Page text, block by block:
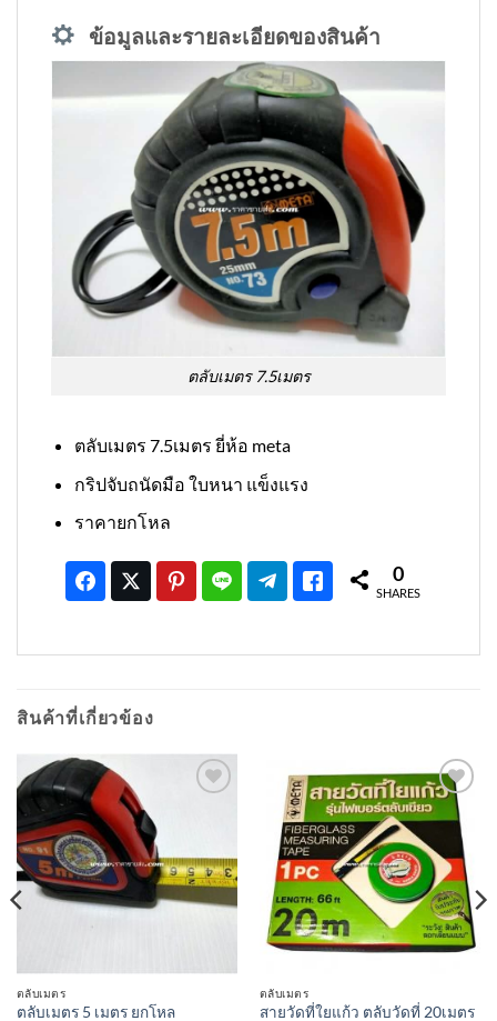
ข้อมูลและรายละเอียดของสินค้า
ตลับเมตร 7.5เมตร
ตลับเมตร 7.5เมตร ยี่ห้อ meta
กริปจับถนัดมือ ใบหนา แข็งแรง
ราคายกโหล
0
SHARES
สินค้าที่เกี่ยวข้อง
ที่
ติดตาม
ตลับเมตร
ตลับเมตร 5 เมตร ยกโหล
เพิ่มเข้า
รายการ
ที่
ติดตาม
ตลับเมตร
สายวัดที่ใยแก้ว ตลับวัดที่ 20เมตร